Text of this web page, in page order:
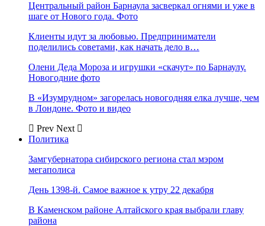
Центральный район Барнаула засверкал огнями и уже в
шаге от Нового года. Фото
Клиенты идут за любовью. Предприниматели
поделились советами, как начать дело в…
Олени Деда Мороза и игрушки «скачут» по Барнаулу.
Новогодние фото
В «Изумрудном» загорелась новогодняя елка лучше, чем
в Лондоне. Фото и видео
Prev Next
Политика
Замгубернатора сибирского региона стал мэром
мегаполиса
День 1398-й. Самое важное к утру 22 декабря
В Каменском районе Алтайского края выбрали главу
района